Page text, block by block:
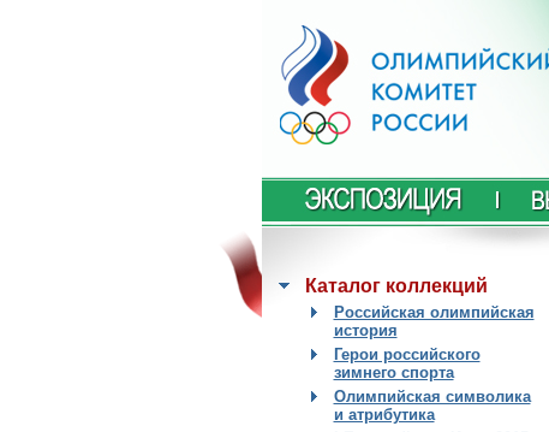
Каталог коллекций
Российская олимпийская
история
Герои российского
зимнего спорта
Олимпийская символика
и атрибутика